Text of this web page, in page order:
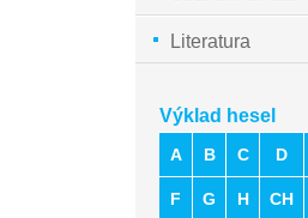
Literatura
Výklad hesel
A B C D
F G H CH